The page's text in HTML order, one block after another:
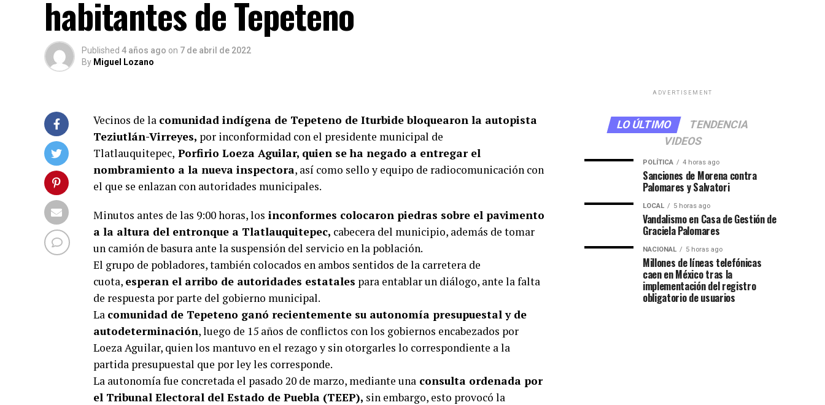
habitantes de Tepeteno
Published 4 años ago on 7 de abril de 2022
By Miguel Lozano
Vecinos de la comunidad indígena de Tepeteno de Iturbide bloquearon la autopista
Teziutlán-Virreyes, por inconformidad con el presidente municipal de
Tlatlauquitepec, Porfirio Loeza Aguilar, quien se ha negado a entregar el
nombramiento a la nueva inspectora, así como sello y equipo de radiocomunicación con
el que se enlazan con autoridades municipales.
Minutos antes de las 9:00 horas, los inconformes colocaron piedras sobre el pavimento
a la altura del entronque a Tlatlauquitepec, cabecera del municipio, además de tomar
un camión de basura ante la suspensión del servicio en la población.
El grupo de pobladores, también colocados en ambos sentidos de la carretera de
cuota, esperan el arribo de autoridades estatales para entablar un diálogo, ante la falta
de respuesta por parte del gobierno municipal.
La comunidad de Tepeteno ganó recientemente su autonomía presupuestal y de
autodeterminación, luego de 15 años de conflictos con los gobiernos encabezados por
Loeza Aguilar, quien los mantuvo en el rezago y sin otorgarles lo correspondiente a la
partida presupuestal que por ley les corresponde.
La autonomía fue concretada el pasado 20 de marzo, mediante una consulta ordenada por
el Tribunal Electoral del Estado de Puebla (TEEP), sin embargo, esto provocó la
ADVERTISEMENT
LO ÚLTIMO
TENDENCIA
VIDEOS
POLÍTICA 4 horas ago
Sanciones de Morena contra
Palomares y Salvatori
LOCAL 5 horas ago
Vandalismo en Casa de Gestión de
Graciela Palomares
NACIONAL 5 horas ago
Millones de líneas telefónicas
caen en México tras la
implementación del registro
obligatorio de usuarios